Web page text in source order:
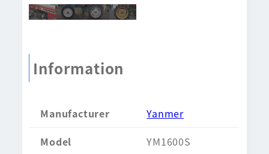
Information
Manufacturer
Yanmer
Model
YM1600S